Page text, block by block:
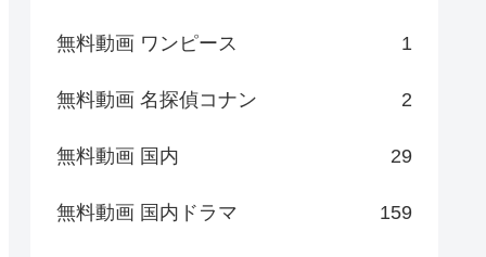
無料動画 ワンピース 1
無料動画 名探偵コナン 2
無料動画 国内 29
無料動画 国内ドラマ 159